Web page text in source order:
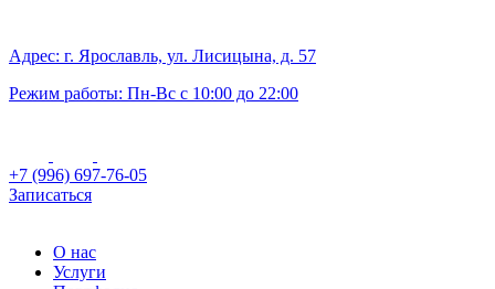
Адрес: г. Ярославль, ул. Лисицына, д. 57
Режим работы: Пн-Вс с 10:00 до 22:00
+7 (996) 697-76-05
Записаться
О нас
Услуги